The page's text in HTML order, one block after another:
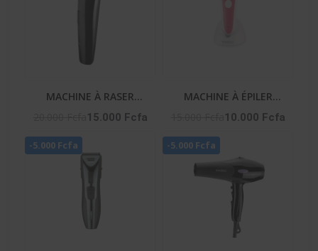
MACHINE À RASER
PROFESSIONNELLE
15.000 Fcfa
MACHINE À ÉPILER
RECHARGEABLE – NA-06
10.000 Fcfa
-5.000 Fcfa -5.000 Fcfa